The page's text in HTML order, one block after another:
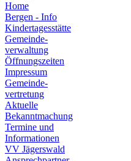
Home
Bergen - Info
Kindertagesstätte
Gemeinde-
verwaltung
Öffnungszeiten
Impressum
Gemeinde-
vertretung
Aktuelle
Bekanntmachung
Termine und
Informationen
VV Jägerswald